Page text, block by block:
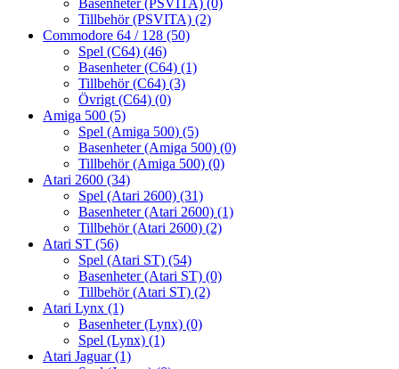
Basenheter (PSVITA) (0)
Tillbehör (PSVITA) (2)
Commodore 64 / 128 (50)
Spel (C64) (46)
Basenheter (C64) (1)
Tillbehör (C64) (3)
Övrigt (C64) (0)
Amiga 500 (5)
Spel (Amiga 500) (5)
Basenheter (Amiga 500) (0)
Tillbehör (Amiga 500) (0)
Atari 2600 (34)
Spel (Atari 2600) (31)
Basenheter (Atari 2600) (1)
Tillbehör (Atari 2600) (2)
Atari ST (56)
Spel (Atari ST) (54)
Basenheter (Atari ST) (0)
Tillbehör (Atari ST) (2)
Atari Lynx (1)
Basenheter (Lynx) (0)
Spel (Lynx) (1)
Atari Jaguar(1)